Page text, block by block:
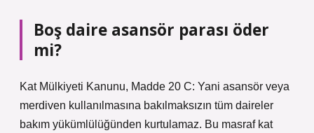
Boş daire asansör parası öder
mi?
Kat Mülkiyeti Kanunu, Madde 20 C: Yani asansör veya
merdiven kullanılmasına bakılmaksızın tüm daireler
bakım yükümlülüğünden kurtulamaz. Bu masraf kat